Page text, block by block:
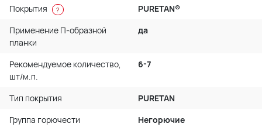
Покрытия
?
PURETAN®
Применение П-образной
планки
да
Рекомендуемое количество,
шт/м.п.
6-7
Тип покрытия
PURETAN
Группа горючести
Негорючие